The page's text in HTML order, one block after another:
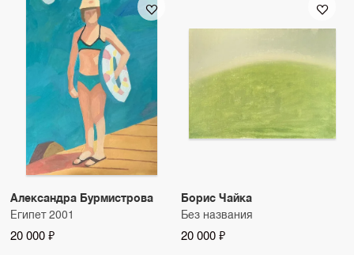
Александра Бурмистрова
Египет 2001
20 000 ₽
Борис Чайка
Без названия
20 000 ₽